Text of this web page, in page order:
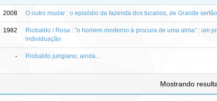
2008 O outro mudar : o episódio da fazenda dos tucanos, de Grande
1982
Riobaldo / Rosa : "o homem moderno à procura de uma alma" : um
individuação
- Riobaldo jungiano; ainda...
Mostrando